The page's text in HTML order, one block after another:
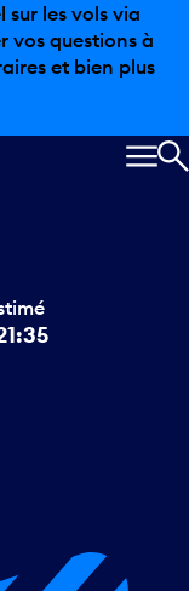
sur les vols via
vos questions à
et bien plus